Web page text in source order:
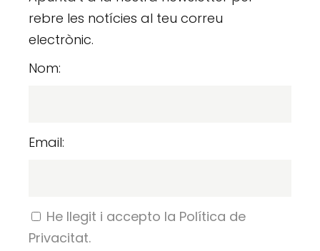
rebre les notícies al teu correu
electrònic.
Nom:
Email:
He llegit i accepto la Política de
Privacitat.